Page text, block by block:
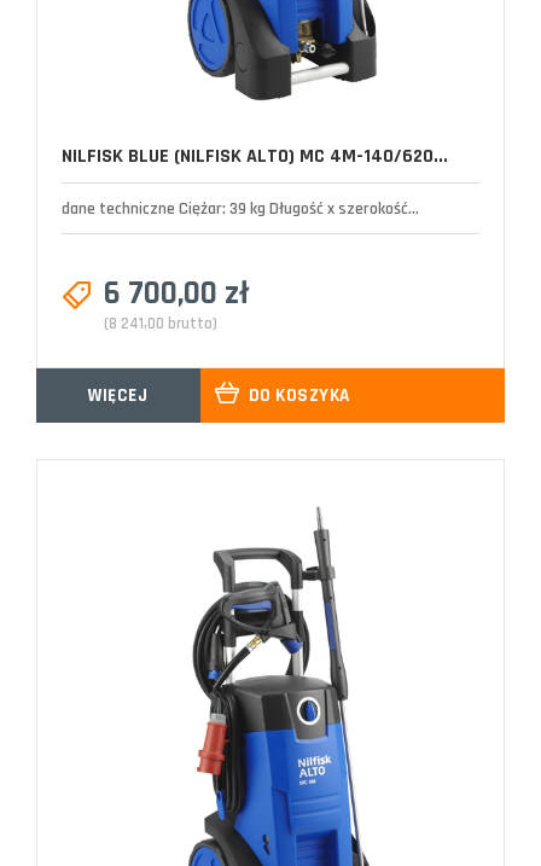
NILFISK BLUE (NILFISK ALTO) MC 4M-140/620...
dane techniczne Ciężar: 39 kg Długość x szerokość...
6 700,00 zł
(8 241,00 brutto)
WIĘCEJ DO KOSZYKA